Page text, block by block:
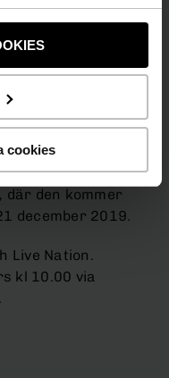
cookies
göra den
sanespelas
till Malmö
helger, med
blir det
Börs i
, där den kommer
december 2019.
Live Nation.
kl 10.00 via